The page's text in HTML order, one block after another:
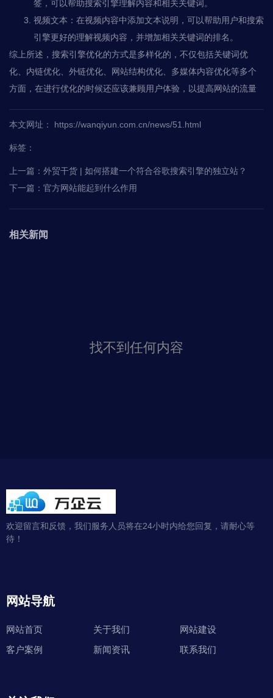
签，可以帮助搜索引擎理解内容和相关关键词。
视频文本：在视频内容中添加文本说明，可以帮助用户和搜索
引擎更好的理解视频内容，并增加相关关键词的排名。
综上所述，搜索引擎优化的方式是多样化的，不仅包括关键词优
化、内链优化、外链优化、网站结构优化、多媒体内容优化等多个
方面，在进行优化的时候还应该兼顾用户体验，以提高网站的流量
本文网址： https://wanqiyun.com.cn/news/51.html
标签：
上一篇： 外贸干货 | 如何搭建一个符合谷歌搜索引擎的独立站？
下一篇： 官方网站能起到什么作用
相关新闻
找不到任何内容
欢迎留言和反馈，我们服务人员将在24小时内给您回复，请耐心等
待！
网站导航
网站首页 关于我们
网站建设
客户案例
新闻资讯 联系我们